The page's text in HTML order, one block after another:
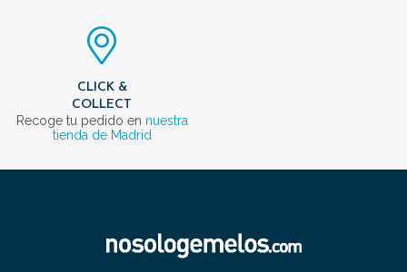
CLICK &
COLLECT
Recoge tu pedido en nuestra
tienda de Madrid